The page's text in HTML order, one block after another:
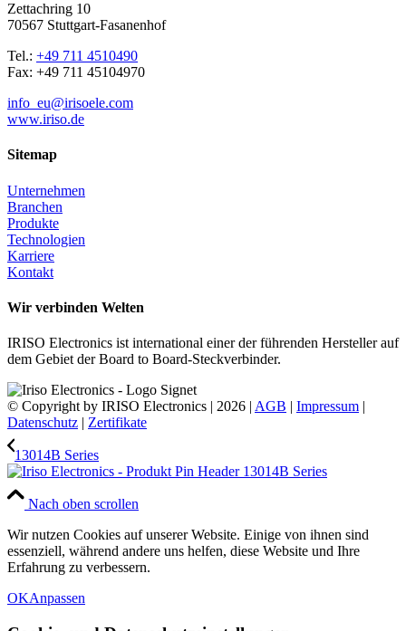
Zettachring 10
70567 Stuttgart-Fasanenhof
Tel.: +49 711 4510490
Fax: +49 711 45104970
info_eu@irisoele.com
www.iriso.de
Sitemap
Unternehmen
Branchen
Produkte
Technologien
Karriere
Kontakt
Wir verbinden Welten
IRISO Electronics ist international einer der führenden Hersteller auf
dem Gebiet der Board to Board-Steckverbinder.
© Copyright by IRISO Electronics | 2026 | AGB | Impressum |
Datenschutz | Zertifikate
13014B Series
Nach oben scrollen
Wir nutzen Cookies auf unserer Website. Einige von ihnen sind
essenziell, während andere uns helfen, diese Website und Ihre
Erfahrung zu verbessern.
OKAnpassen